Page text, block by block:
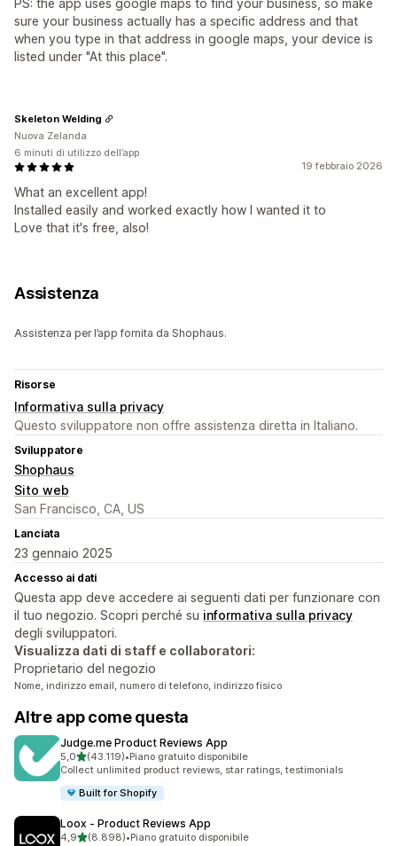
PS: the app uses google maps to find your business, so make
sure your business actually has a specific address and that
when you type in that address in google maps, your device is
listed under "At this place".
19 febbraio 2026
What an excellent app!
Installed easily and worked exactly how I wanted it to
Love that it's free, also!
Skeleton Welding
Nuova Zelanda
6 minuti di utilizzo dell’app
Assistenza
Assistenza per l’app fornita da Shophaus.
Risorse
Informativa sulla privacy
Questo sviluppatore non offre assistenza diretta in Italiano.
Sviluppatore
Shophaus
Sito web
San Francisco, CA, US
Lanciata
23 gennaio 2025
Accesso ai dati
Questa app deve accedere ai seguenti dati per funzionare con
il tuo negozio. Scopri perché su informativa sulla privacy
degli sviluppatori.
Visualizza dati di staff e collaboratori:
Proprietario del negozio
Nome, indirizzo email, numero di telefono, indirizzo fisico
Altre app come questa
Judge.me Product Reviews App
5,0stelle su 5
(43.119)
43119 recensioni totali
•Piano gratuito disponibile
Collect unlimited product reviews, star ratings, testimonials
Built for Shopify
Loox ‑ Product Reviews App
4,9stelle su 5
(8.898)
8898 recensioni totali
•Piano gratuito disponibile